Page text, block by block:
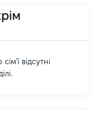
відсутні